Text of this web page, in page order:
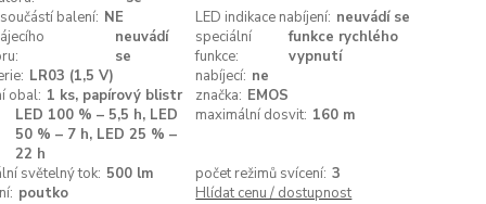
balení: NE LED indikace nabíjení: neuvádí se
neuvádí
se
speciální
funkce:
funkce rychlého
vypnutí
LR03 (1,5 V) nabíjecí: ne
obal: 1 ks, papírový blistr značka: EMOS
LED 100 % – 5,5 h, LED
50 % – 7 h, LED 25 % –
22 h
maximální dosvit: 160 m
světelný tok: 500 lm počet režimů svícení: 3
poutko Hlídat cenu / dostupnost